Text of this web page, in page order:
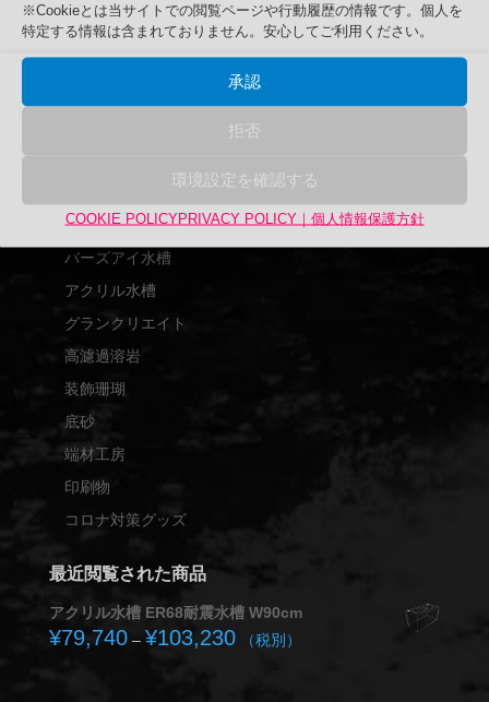
※Cookieとは当サイトでの閲覧ページや行動履歴の情報です。個人を
特定する情報は含まれておりません。安心してご利用ください。
承認
拒否
環境設定を確認する
COOKIE POLICYPRIVACY POLICY｜個人情報保護方針
2019年2月10日 アクアリウムバス
Search
検索
UPEX
バーズアイ水槽
アクリル水槽
グランクリエイト
高濾過溶岩
装飾珊瑚
底砂
端材工房
印刷物
コロナ対策グッズ
最近閲覧された商品
アクリル水槽 ER68耐震水槽 W90cm
¥79,740 – ¥103,230価 （税別）